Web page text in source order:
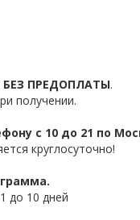
БЕЗ ПРЕДОПЛАТЫ.
получении.
с 10 до 21 по
круглосуточно!
до 10 дней